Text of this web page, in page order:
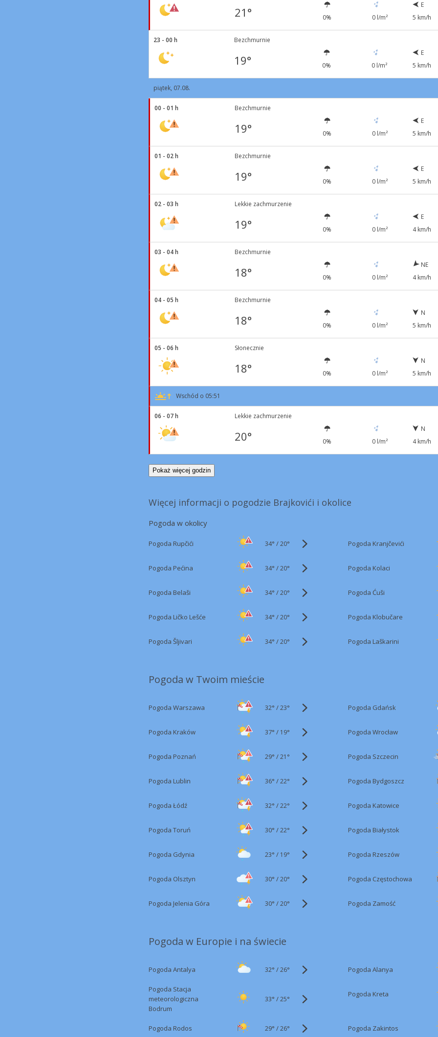
21° 0% 0 l/m²
E
5 km/h
23 - 00 h Bezchmurnie
19° 0% 0 l/m²
E
5 km/h
piątek, 07.08.
00 - 01 h Bezchmurnie
19° 0% 0 l/m²
E
5 km/h
01 - 02 h Bezchmurnie
19° 0% 0 l/m²
E
5 km/h
02 - 03 h Lekkie zachmurzenie
19° 0% 0 l/m²
E
4 km/h
03 - 04 h Bezchmurnie
18° 0% 0 l/m²
NE
4 km/h
04 - 05 h Bezchmurnie
18° 0% 0 l/m²
N
5 km/h
05 - 06 h Słonecznie
18° 0% 0 l/m²
N
5 km/h
Wschód o 05:51
06 - 07 h Lekkie zachmurzenie
20° 0% 0 l/m²
N
4 km/h
Pokaż więcej godzin
Więcej informacji o pogodzie Brajkovići i okolice
Pogoda w okolicy
Pogoda Rupčići 34° /20° Pogoda Kranjčevići
Pogoda Pećina 34° /20° Pogoda Kolaci
Pogoda Belaši 34° /20° Pogoda Ćuši
Pogoda Ličko Lešće 34° /20° Pogoda Klobučare
Pogoda Šljivari 34° /20° Pogoda Laškarini
Pogoda w Twoim mieście
Pogoda Warszawa 32° /23° Pogoda Gdańsk
Pogoda Kraków 37° / 19° Pogoda Wrocław
Pogoda Poznań 29° /21° Pogoda Szczecin
Pogoda Lublin 36° /22° Pogoda Bydgoszcz
Pogoda Łódź 32° /22° Pogoda Katowice
Pogoda Toruń 30° /22° Pogoda Białystok
Pogoda Gdynia 23° / 19° Pogoda Rzeszów
Pogoda Olsztyn 30° /20° Pogoda Częstochowa
Pogoda Jelenia Góra 30° /20° Pogoda Zamość
Pogoda w Europie i na świecie
Pogoda Antalya 32° /26° Pogoda Alanya
Pogoda Stacja
meteorologiczna
Bodrum
33° /25°
Pogoda Kreta
Pogoda Rodos 29° /26° Pogoda Zakintos